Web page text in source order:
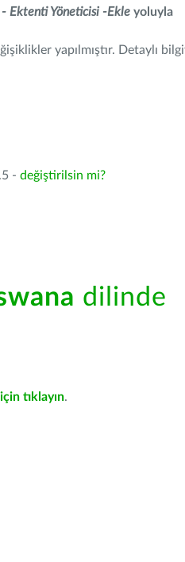
Ektenti Yöneticisi -Ekle yoluyla
yapılmıştır. Detaylı
- değiştirilsin mi?
dilinde
tıklayın.